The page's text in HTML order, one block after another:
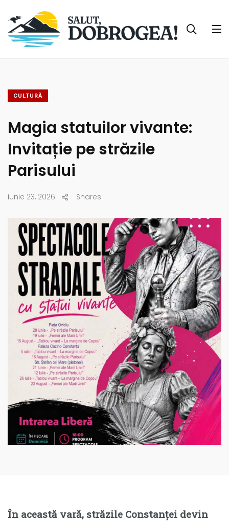
CULTURĂ
Magia statuilor vivante:
Invitație pe străzile
Parisului
iunie 23, 2026 Shares
În această vară, străzile Constanței devin